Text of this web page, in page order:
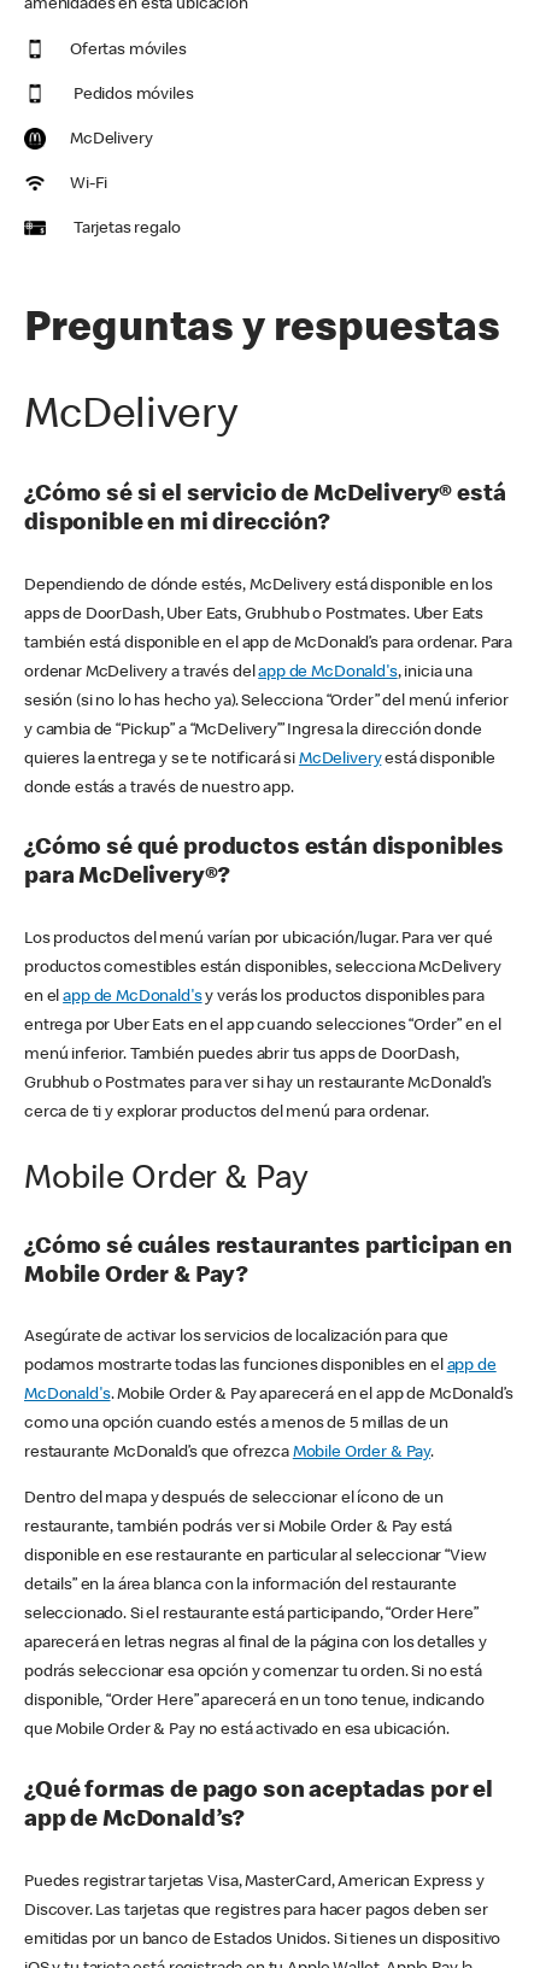
amenidades en esta ubicación
Ofertas móviles
Pedidos móviles
McDelivery
Wi-Fi
Tarjetas regalo
Preguntas y respuestas
McDelivery
¿Cómo sé si el servicio de McDelivery® está
disponible en mi dirección?
Dependiendo de dónde estés, McDelivery está disponible en los
apps de DoorDash, Uber Eats, Grubhub o Postmates. Uber Eats
también está disponible en el app de McDonald’s para ordenar. Para
ordenar McDelivery a través delapp de McDonald's, inicia una
sesión (si no lo has hecho ya). Selecciona “Order” del menú inferior
y cambia de “Pickup” a “McDelivery’” Ingresa la dirección donde
quieres la entrega y se te notificará si McDeliveryestá disponible
donde estás a través de nuestro app.
¿Cómo sé qué productos están disponibles
para McDelivery®?
Los productos del menú varían por ubicación/lugar. Para ver qué
productos comestibles están disponibles, selecciona McDelivery
en elapp de McDonald'sy verás los productos disponibles para
entrega por Uber Eats en el app cuando selecciones “Order” en el
menú inferior. También puedes abrir tus apps de DoorDash,
Grubhub o Postmates para ver si hay un restaurante McDonald’s
cerca de ti y explorar productos del menú para ordenar.
Mobile Order & Pay
¿Cómo sé cuáles restaurantes participan en
Mobile Order & Pay?
Asegúrate de activar los servicios de localización para que
podamos mostrarte todas las funciones disponibles en el app de
McDonald's. Mobile Order & Pay aparecerá en el app de McDonald’s
como una opción cuando estés a menos de 5 millas de un
restaurante McDonald’s que ofrezca Mobile Order & Pay.
Dentro del mapa y después de seleccionar el ícono de un
restaurante, también podrás ver si Mobile Order & Pay está
disponible en ese restaurante en particular al seleccionar “View
details” en la área blanca con la información del restaurante
seleccionado. Si el restaurante está participando, “Order Here”
aparecerá en letras negras al final de la página con los detalles y
podrás seleccionar esa opción y comenzar tu orden. Si no está
disponible, “Order Here” aparecerá en un tono tenue, indicando
que Mobile Order & Pay no está activado en esa ubicación.
¿Qué formas de pago son aceptadas por el
app de McDonald’s?
Puedes registrar tarjetas Visa, MasterCard, American Express y
Discover. Las tarjetas que registres para hacer pagos deben ser
emitidas por un banco de Estados Unidos. Si tienes un dispositivo